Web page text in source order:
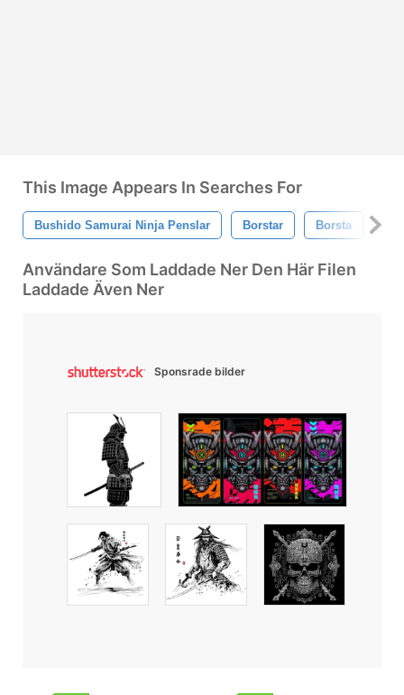
This Image Appears In Searches For
Bushido Samurai Ninja Penslar Borstar Borsta
Användare Som Laddade Ner Den Här Filen
Laddade Även Ner
Sponsrade bilder